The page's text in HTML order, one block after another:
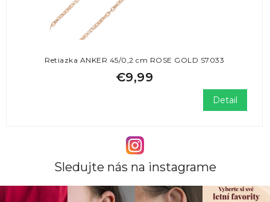
Retiazka ANKER 45/0,2 cm ROSE GOLD S7033
€9,99
Detail
Sledujte nás na instagrame